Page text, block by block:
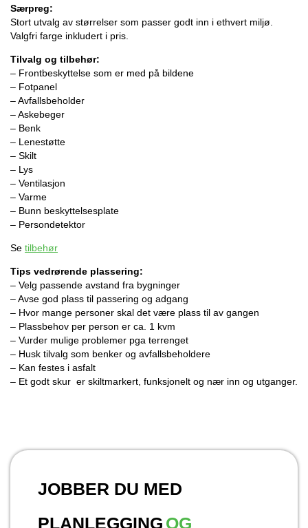
Særpreg:
Stort utvalg av størrelser som passer godt inn i ethvert miljø.
Valgfri farge inkludert i pris.
Tilvalg og tilbehør:
– Frontbeskyttelse som er med på bildene
– Fotpanel
– Avfallsbeholder
– Askebeger
– Benk
– Lenestøtte
– Skilt
– Lys
– Ventilasjon
– Varme
– Bunn beskyttelsesplate
– Persondetektor
Se tilbehør
Tips vedrørende plassering:
– Velg passende avstand fra bygninger
– Avse god plass til passering og adgang
– Hvor mange personer skal det være plass til av gangen
– Plassbehov per person er ca. 1 kvm
– Vurder mulige problemer pga terrenget
– Husk tilvalg som benker og avfallsbeholdere
– Kan festes i asfalt
– Et godt skur er skiltmarkert, funksjonelt og nær inn og utganger.
JOBBER DU MED
PLANLEGGING OG